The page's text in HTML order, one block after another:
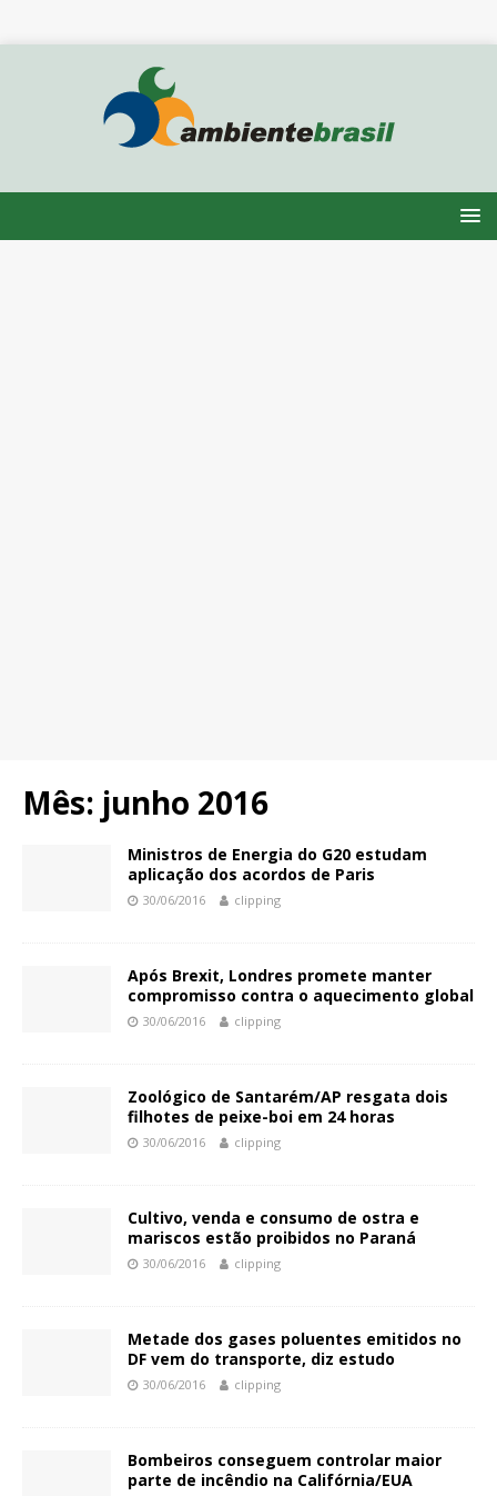
Mês: junho 2016
Ministros de Energia do G20 estudam
aplicação dos acordos de Paris
30/06/2016 clipping
Após Brexit, Londres promete manter
compromisso contra o aquecimento global
30/06/2016 clipping
Zoológico de Santarém/AP resgata dois
filhotes de peixe-boi em 24 horas
30/06/2016 clipping
Cultivo, venda e consumo de ostra e
mariscos estão proibidos no Paraná
30/06/2016 clipping
Metade dos gases poluentes emitidos no
DF vem do transporte, diz estudo
30/06/2016 clipping
Bombeiros conseguem controlar maior
parte de incêndio na Califórnia/EUA